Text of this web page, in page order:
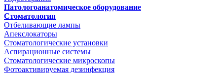
Патологоанатомическое оборудование
Стоматология
Отбеливающие лампы
Апекслокаторы
Стоматологические установки
Аспирационные системы
Стоматологические микроскопы
Фотоактивируемая дезинфекция